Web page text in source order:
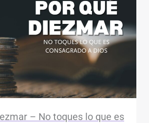
– No toques lo que es